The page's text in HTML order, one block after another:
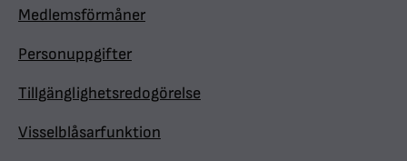
Medlemsförmåner
Personuppgifter
Tillgänglighetsredogörelse
Visselblåsarfunktion